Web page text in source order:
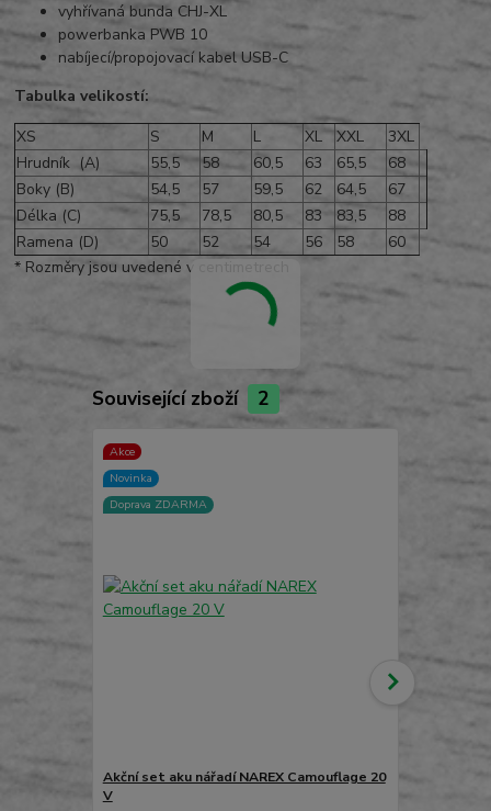
vyhřívaná bunda CHJ-XL
powerbanka PWB 10
nabíjecí/propojovací kabel USB-C
Tabulka velikostí:
XS
S M L XL XXL
3XL
Hrudník (A)
55,5 58 60,5 63 65,5
68
Boky (B)
54,5 57 59,5 62 64,5
67
Délka (C)
75,5 78,5 80,5 83 83,5
88
Ramena (D)
50 52 54 56 58
60
* Rozměry jsou uvedené v centimetrech
Související zboží 2
Akce
Novinka
Doprava ZDARMA
Akční set aku nářadí NAREX Camouflage 20
V
Doprava